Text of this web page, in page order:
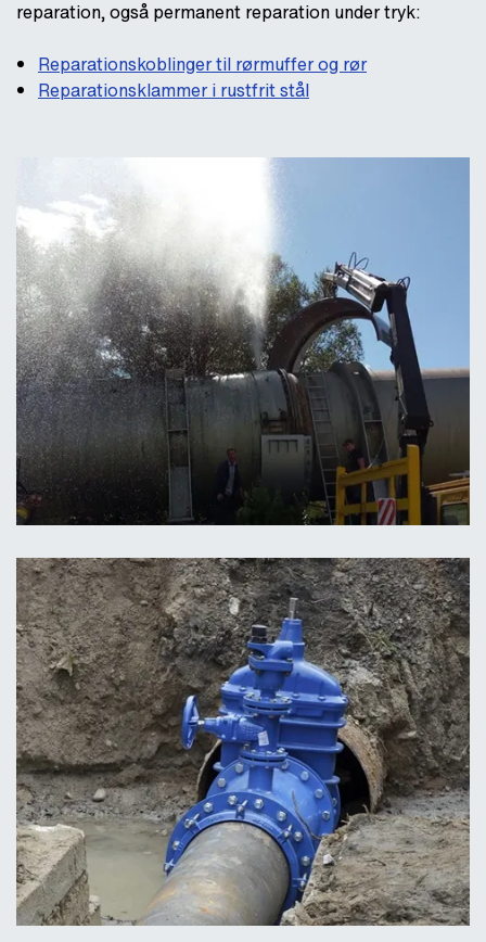
reparation, også permanent reparation under tryk:
Reparationskoblinger til rørmuffer og rør
Reparationsklammer i rustfrit stål